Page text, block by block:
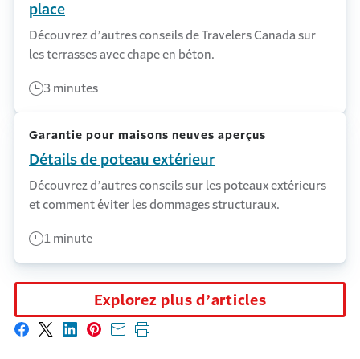
place
Découvrez d’autres conseils de Travelers Canada sur
les terrasses avec chape en béton.
3 minutes
Garantie pour maisons neuves aperçus
Détails de poteau extérieur
Découvrez d’autres conseils sur les poteaux extérieurs
et comment éviter les dommages structuraux.
1 minute
Explorez plus d’articles
Partager sur Facebook
Partager sur X
Partager sur LinkedIn
Partager sur Pinterest
Envoyer par courriel
Imprimer cette page